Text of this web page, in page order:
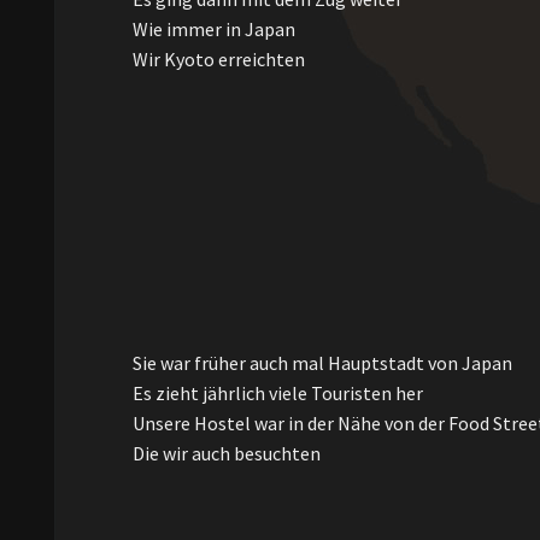
Wie immer in Japan
Wir Kyoto erreichten
Sie war früher auch mal Hauptstadt von Japan
Es zieht jährlich viele Touristen her
Unsere Hostel war in der Nähe von der Food
Die wir auch besuchten